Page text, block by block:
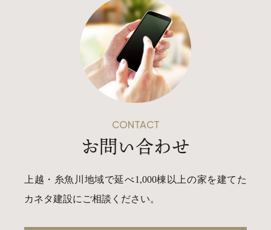
CONTACT
お問い合わせ
上越・糸魚川地域で延べ1,000棟以上の家を建てた
カネタ建設にご相談ください。